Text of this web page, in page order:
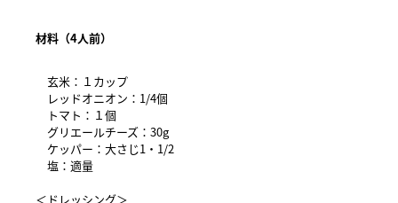
材料（4人前）
玄米：１カップ
レッドオニオン：1/4個
トマト：１個
グリエールチーズ：30g
ケッパー：大さじ1・1/2
塩：適量
＜ドレッシング＞